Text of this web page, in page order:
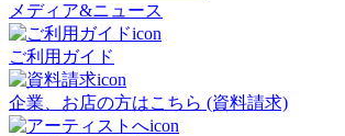
メディア&ニュース
ご利用ガイド
企業、お店の方はこちら (資料請求)